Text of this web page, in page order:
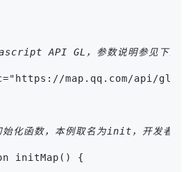
API GL，参数说明参见下文--
map.qq.com/api/
化函数，本例取名为init，开发者可根
initMap() {